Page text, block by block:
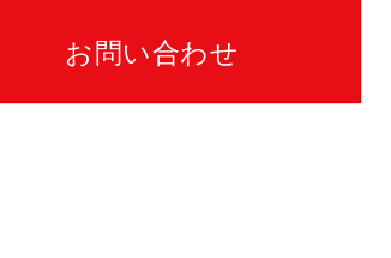
お問い合わせ